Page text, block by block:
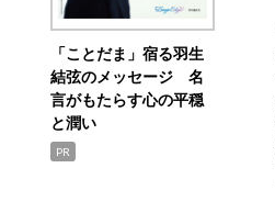
「ことだま」宿る羽生
結弦のメッセージ 名
言がもたらす心の平穏
と潤い
PR